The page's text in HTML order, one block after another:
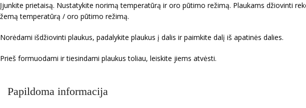
Įjunkite prietaisą. Nustatykite norimą temperatūrą ir oro pūtimo režimą. Plaukams džiovinti
žemą temperatūrą / oro pūtimo režimą.
Norėdami išdžiovinti plaukus, padalykite plaukus į dalis ir paimkite dalį iš apatinės dalies.
Prieš formuodami ir tiesindami plaukus toliau, leiskite jiems atvėsti.
Papildoma informacija